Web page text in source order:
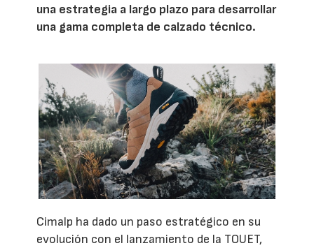
una estrategia a largo plazo para desarrollar
una gama completa de calzado técnico.
Cimalp ha dado un paso estratégico en su
evolución con el lanzamiento de la TOUET,